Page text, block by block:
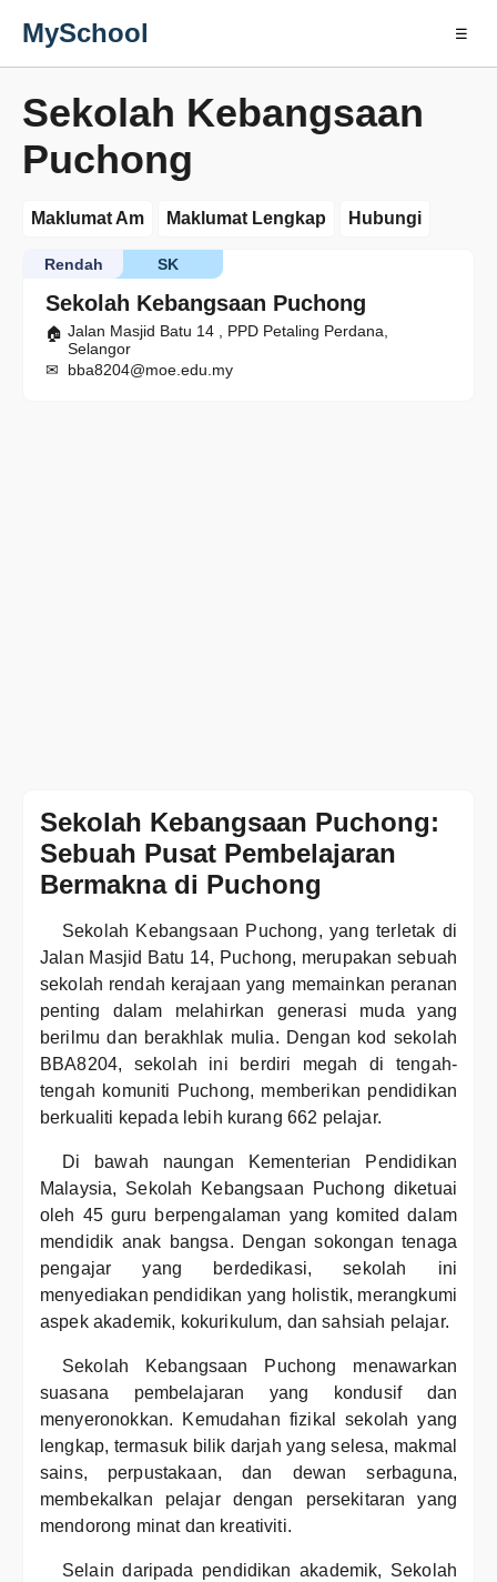
MySchool ☰
Sekolah Kebangsaan
Puchong
Maklumat Am Maklumat Lengkap Hubungi
Sekolah Kebangsaan Puchong
SK
Rendah
Jalan Masjid Batu 14 , PPD Petaling Perdana,
Selangor
bba8204@moe.edu.my
Sekolah Kebangsaan Puchong:
Sebuah Pusat Pembelajaran
Bermakna di Puchong
Sekolah Kebangsaan Puchong, yang terletak di
Jalan Masjid Batu 14, Puchong, merupakan sebuah
sekolah rendah kerajaan yang memainkan peranan
penting dalam melahirkan generasi muda yang
berilmu dan berakhlak mulia. Dengan kod sekolah
BBA8204, sekolah ini berdiri megah di tengah-
tengah komuniti Puchong, memberikan pendidikan
berkualiti kepada lebih kurang 662 pelajar.
Di bawah naungan Kementerian Pendidikan
Malaysia, Sekolah Kebangsaan Puchong diketuai
oleh 45 guru berpengalaman yang komited dalam
mendidik anak bangsa. Dengan sokongan tenaga
pengajar yang berdedikasi, sekolah ini
menyediakan pendidikan yang holistik, merangkumi
aspek akademik, kokurikulum, dan sahsiah pelajar.
Sekolah Kebangsaan Puchong menawarkan
suasana pembelajaran yang kondusif dan
menyeronokkan. Kemudahan fizikal sekolah yang
lengkap, termasuk bilik darjah yang selesa, makmal
sains, perpustakaan, dan dewan serbaguna,
membekalkan pelajar dengan persekitaran yang
mendorong minat dan kreativiti.
Selain daripada pendidikan akademik, Sekolah